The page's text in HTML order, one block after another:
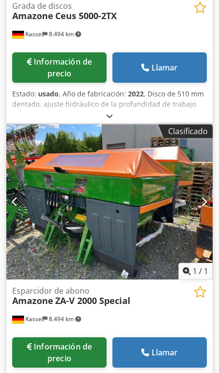
Kassel 8.494 km
Grada de discos
Amazone Ceus 5000-2TX
Información de
precio
Llamar
Estado: usado, Año de fabricación: 2022, Disco de 510 mm
dentado, ajuste hidráulico de la profundidad de trabajo
del grupo de discos / ajuste hidráulico de la profundidad
de trabajo de la unidad de nivelación, púas C-Mix-Ultra
para Ceus 50 / ajuste hidráulico de la profundidad de
trabajo del campo de púas con lanza hidráulica HD
CUCHILLA 80 mm / (14/K1) Csdpfx Aljtz Tplexorf
Clasificado
1 / 1
Kassel 8.494 km
Esparcidor de abono
Amazone ZA-V 2000 Special
Información de
precio
Llamar